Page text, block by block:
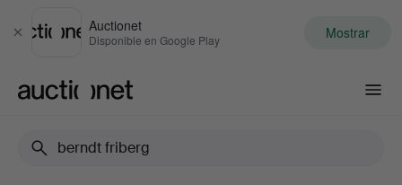
Cerrar
Auctionet
Disponible en Google Play Mostrar